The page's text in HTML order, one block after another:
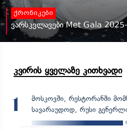
ქრონიკები
ვარსკვლავები Met Gala
კვირის ყველაზე კითხვადი
1
მოსკოვში, რესტორანში
სავარაუდოდ, რუსი